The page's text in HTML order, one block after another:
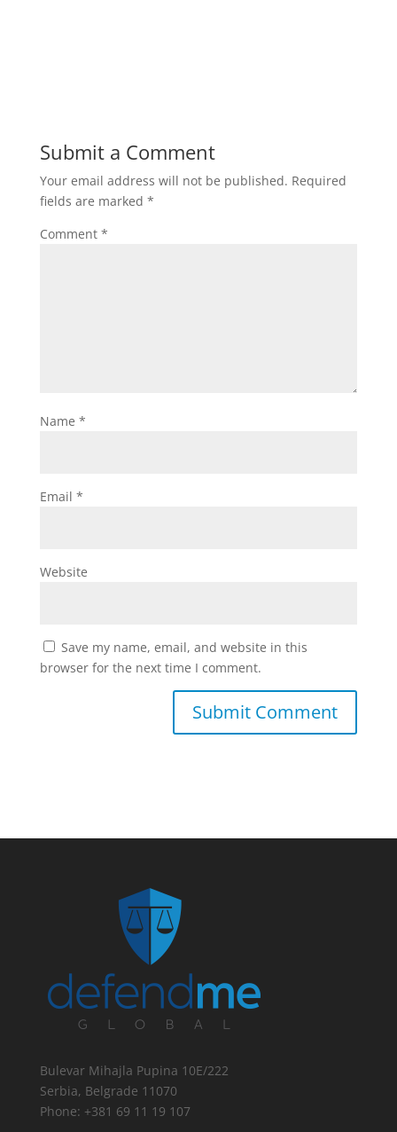
Submit a Comment
Your email address will not be published. Required
fields are marked *
Comment *
Name *
Email *
Website
Save my name, email, and website in this
browser for the next time I comment.
Bulevar Mihajla Pupina 10E/222
Serbia, Belgrade 11070
Phone: +381 69 11 19 107